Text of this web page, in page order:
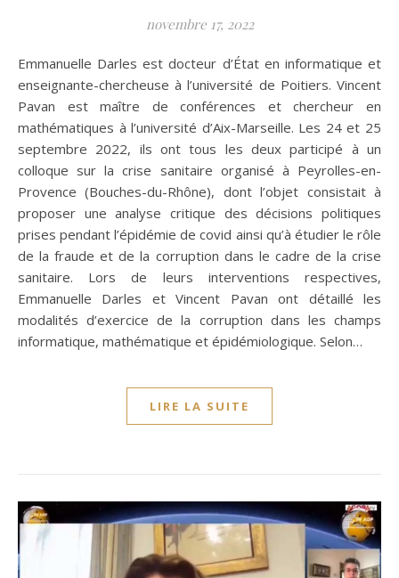
novembre 17, 2022
Emmanuelle Darles est docteur d’État en informatique et
enseignante-chercheuse à l’université de Poitiers. Vincent
Pavan est maître de conférences et chercheur en
mathématiques à l’université d’Aix-Marseille. Les 24 et 25
septembre 2022, ils ont tous les deux participé à un
colloque sur la crise sanitaire organisé à Peyrolles-en-
Provence (Bouches-du-Rhône), dont l’objet consistait à
proposer une analyse critique des décisions politiques
prises pendant l’épidémie de covid ainsi qu’à étudier le rôle
de la fraude et de la corruption dans le cadre de la crise
sanitaire. Lors de leurs interventions respectives,
Emmanuelle Darles et Vincent Pavan ont détaillé les
modalités d’exercice de la corruption dans les champs
informatique, mathématique et épidémiologique. Selon…
LIRE LA SUITE